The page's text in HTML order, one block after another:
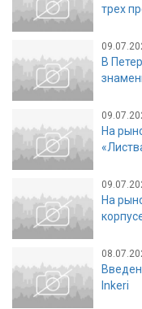
трех
В
На
На
Inkeri